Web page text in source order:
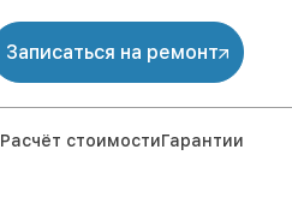
Записаться на ремонт
Расчёт стоимостиГарантии